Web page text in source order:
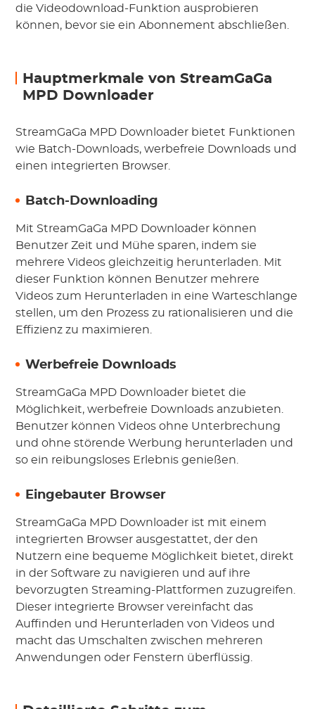
die Videodownload-Funktion ausprobieren
können, bevor sie ein Abonnement abschließen.
Hauptmerkmale von StreamGaGa
MPD Downloader
StreamGaGa MPD Downloader bietet Funktionen
wie Batch-Downloads, werbefreie Downloads und
einen integrierten Browser.
Batch-Downloading
Mit StreamGaGa MPD Downloader können
Benutzer Zeit und Mühe sparen, indem sie
mehrere Videos gleichzeitig herunterladen. Mit
dieser Funktion können Benutzer mehrere
Videos zum Herunterladen in eine Warteschlange
stellen, um den Prozess zu rationalisieren und die
Effizienz zu maximieren.
Werbefreie Downloads
StreamGaGa MPD Downloader bietet die
Möglichkeit, werbefreie Downloads anzubieten.
Benutzer können Videos ohne Unterbrechung
und ohne störende Werbung herunterladen und
so ein reibungsloses Erlebnis genießen.
Eingebauter Browser
StreamGaGa MPD Downloader ist mit einem
integrierten Browser ausgestattet, der den
Nutzern eine bequeme Möglichkeit bietet, direkt
in der Software zu navigieren und auf ihre
bevorzugten Streaming-Plattformen zuzugreifen.
Dieser integrierte Browser vereinfacht das
Auffinden und Herunterladen von Videos und
macht das Umschalten zwischen mehreren
Anwendungen oder Fenstern überflüssig.